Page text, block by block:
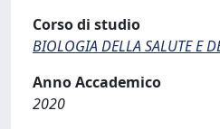
Corso di studio
BIOLOGIA DELLA SALUTE E
Anno Accademico
2020